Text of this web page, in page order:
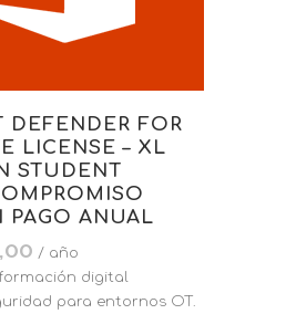
DEFENDER FOR
LICENSE – XL
STUDENT
PAGO ANUAL
/ año
digital
para entornos OT.